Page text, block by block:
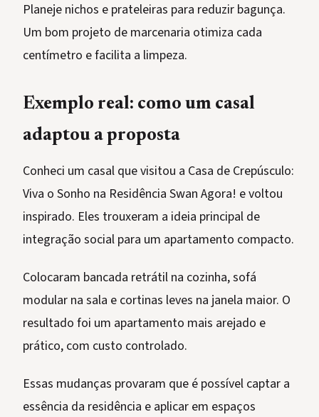
Planeje nichos e prateleiras para reduzir bagunça.
Um bom projeto de marcenaria otimiza cada
centímetro e facilita a limpeza.
Exemplo real: como um casal
adaptou a proposta
Conheci um casal que visitou a Casa de Crepúsculo:
Viva o Sonho na Residência Swan Agora! e voltou
inspirado. Eles trouxeram a ideia principal de
integração social para um apartamento compacto.
Colocaram bancada retrátil na cozinha, sofá
modular na sala e cortinas leves na janela maior. O
resultado foi um apartamento mais arejado e
prático, com custo controlado.
Essas mudanças provaram que é possível captar a
essência da residência e aplicar em espaços